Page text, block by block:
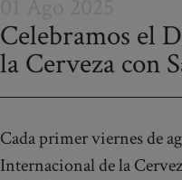
Celebramos el
la Cerveza con
Cada primer viernes de
Internacional de la